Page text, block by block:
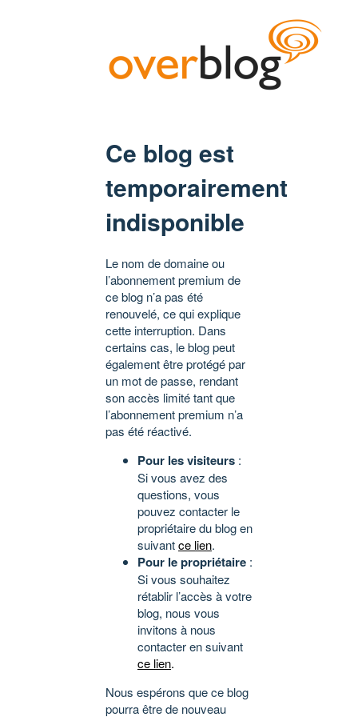
Ce blog est
temporairement
indisponible
Le nom de domaine ou
l’abonnement premium de
ce blog n’a pas été
renouvelé, ce qui explique
cette interruption. Dans
certains cas, le blog peut
également être protégé par
un mot de passe, rendant
son accès limité tant que
l’abonnement premium n’a
pas été réactivé.
Pour les visiteurs :
Si vous avez des
questions, vous
pouvez contacter le
propriétaire du blog en
suivantce lien.
Pour le propriétaire :
Si vous souhaitez
rétablir l’accès à votre
blog, nous vous
invitons à nous
contacter en suivant
ce lien.
Nous espérons que ce blog
pourra être de nouveau